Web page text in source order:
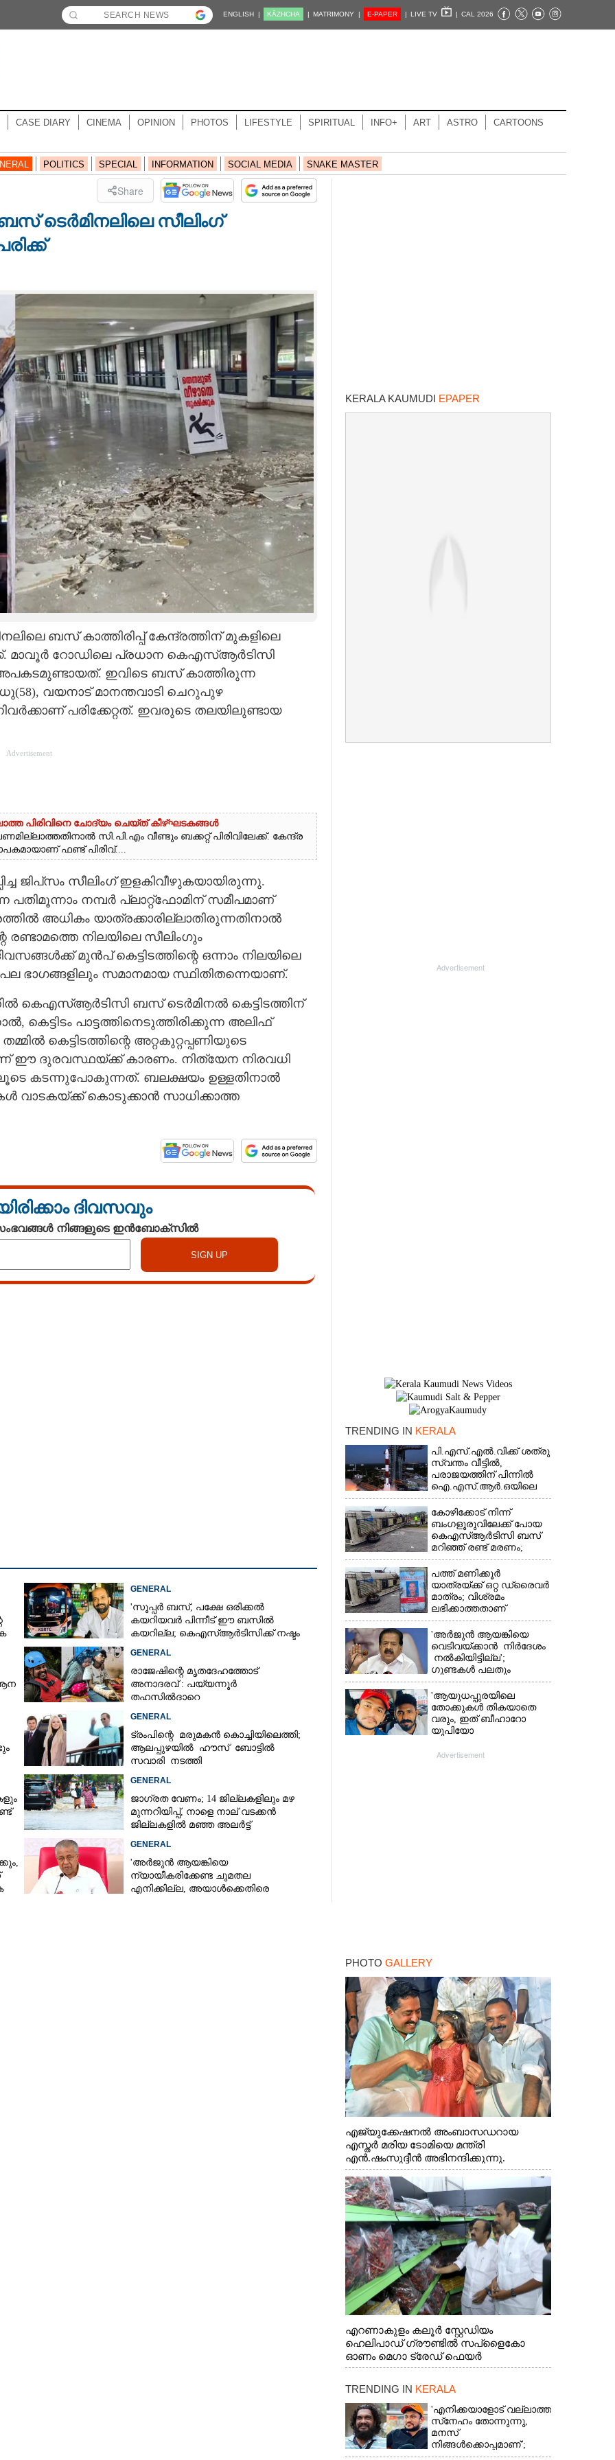
ENGLISH | KĀZHCHA | MATRIMONY | E-PAPER | LIVE TV | CAL 2026
CASE DIARY CINEMA OPINION PHOTOS LIFESTYLE SPIRITUAL INFO+ ART ASTRO CARTOONS
POLITICS SPECIAL INFORMATION SOCIAL MEDIA SNAKE MASTER
Share
ടെർമിനലിലെ സീലിംഗ്
ബസ് കാത്തിരിപ്പ് കേന്ദ്രത്തിന് മുകളിലെ
മാവൂർ റോഡിലെ പ്രധാന കെഎസ്ആർടിസി
ഇവിടെ ബസ് കാത്തിരുന്ന
മധു(58), വയനാട് മാനന്തവാടി ചെറുപുഴ
പരിക്കേറ്റത്. ഇവരുടെ തലയിലുണ്ടായ
Advertisement
പിരിവിനെ ചോദ്യം ചെയ്ത് കീഴ്ഘടകങ്ങൾ
സി.പി.എം വീണ്ടും ബക്കറ്റ് പിരിവിലേക്ക്. കേന്ദ്ര
ഫണ്ട് പിരിവ്....
ജിപ്‌സം സീലിംഗ് ഇളകിവീഴുകയായിരുന്നു.
പതിമൂന്നാം നമ്പർ പ്ലാറ്റ്‌ഫോമിന് സമീപമാണ്
അധികം യാത്രക്കാരില്ലാതിരുന്നതിനാൽ
രണ്ടാമത്തെ നിലയിലെ സീലിംഗും
മുൻപ് കെട്ടിടത്തിന്റെ ഒന്നാം നിലയിലെ
പല ഭാഗങ്ങളിലും സമാനമായ സ്ഥിതിതന്നെയാണ്.
കെഎസ്ആർടിസി ബസ്‌ ടെർമിനൽ കെട്ടിടത്തിന്
പാട്ടത്തിനെടുത്തിരിക്കുന്ന അലിഫ്
കെട്ടിടത്തിന്റെ അറ്റകുറ്റപ്പണിയുടെ
ഈ ദുരവസ്ഥയ്‌ക്ക് കാരണം. നിത്യേന നിരവധി
കടന്നുപോകുന്നത്. ബലക്ഷയം ഉള്ളതിനാൽ
വാടകയ്‌ക്ക് കൊടുക്കാൻ സാധിക്കാത്ത
ദിവസവും
നിങ്ങളുടെ ഇൻബോക്സിൽ
GENERAL
'സൂപ്പർ ബസ്, പക്ഷേ ഒരിക്കൽ
കയറിയവർ പിന്നീട് ഈ ബസിൽ
കയറില്ല; കെഎസ്ആർടിസിക്ക് നഷ്ടം
ആന
GENERAL
രാജേഷിന്റെ മൃതദേഹത്തോട്
അനാദരവ് : പയ്യന്നൂർ
തഹസിൽദാറെ
GENERAL
ട്രംപിന്റെ മരുമകൻ കൊച്ചിയിലെത്തി;
ആലപ്പുഴയിൽ ഹൗസ് ബോട്ടിൽ
സവാരി നടത്തി
GENERAL
ജാഗ്രത വേണം; 14 ജില്ലകളിലും മഴ
മുന്നറിയിപ്പ്, നാളെ നാല് വടക്കൻ
ജില്ലകളിൽ മഞ്ഞ അലർട്ട്
GENERAL
'അർജുൻ ആയങ്കിയെ
ന്യായീകരിക്കേണ്ട ചുമതല
എനിക്കില്ല, അയാൾക്കെതിരെ
KERALA KAUMUDI EPAPER
Advertisement
TRENDING IN KERALA
പി.എസ്.എൽ.വിക്ക് ശത്രു
സ്വന്തം വീട്ടിൽ,​
പരാജയത്തിന് പിന്നിൽ
ഐ.എസ്.ആർ.ഒയിലെ
ഉന്നതൻ
കോഴിക്കോട് നിന്ന്
ബംഗളൂരുവിലേക്ക് പോയ
കെഎസ്‌ആർടിസി ബസ്
മറിഞ്ഞ് രണ്ട് മരണം;
നിരവധിപേർ
ഗുരുതരാവസ്ഥയിൽ
പത്ത് മണിക്കൂർ
യാത്രയ്‌ക്ക് ഒറ്റ ഡ്രൈവർ
മാത്രം; വിശ്രമം
ലഭിക്കാത്തതാണ്
കെഎസ്‌ആർടിസി
അപകടത്തിന്
കാരണമെന്ന് വിമർശനം
'അർജുൻ ആയങ്കിയെ
വെടിവയ്ക്കാൻ നിർദേശം
നൽകിയിട്ടില്ല';
ഗുണ്ടകൾ പലതും
പറയുമെന്ന് രമേശ്
ചെന്നിത്തല
'ആയുധപ്പുരയിലെ
തോക്കുകൾ തികയാതെ
വരും, ഇത് ബീഹാറോ
യുപിയോ
പിന്തുണയുമായി ആകാശ്
Advertisement
PHOTO GALLERY
എജ്യുക്കേഷനൽ അംബാസഡറായ
എസ്തർ മരിയ ടോമിയെ മന്ത്രി
എൻ.ഷംസുദ്ദീൻ അഭിനന്ദിക്കുന്നു.
എറണാകുളം കലൂർ സ്റ്റേഡിയം
ഹെലിപാഡ് ഗ്രൗണ്ടിൽ സപ്ളൈകോ
ഓണം മെഗാ ട്രേഡ് ഫെയർ
സംസ്ഥാനതല ഉദ്ഘാടനം നിർവഹിച്ച്
സതീശൻ. മന്ത്രി അനൂപ് ജേക്കബ് സമീപം
TRENDING IN KERALA
'എനിക്കയാളോട് വല്ലാത്ത
സ്‌നേഹം തോന്നുന്നു,
മനസ്
നിങ്ങൾക്കൊപ്പമാണ്';
അർജുൻ ആയങ്കിയെ
ബസ്
അടർന്നുവീണു;
×